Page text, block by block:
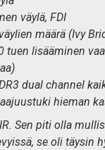
väylä, FDI
määrä (Ivy
tuen lisääminen
dual channel
hieman
Sen piti olla
se oli täysin